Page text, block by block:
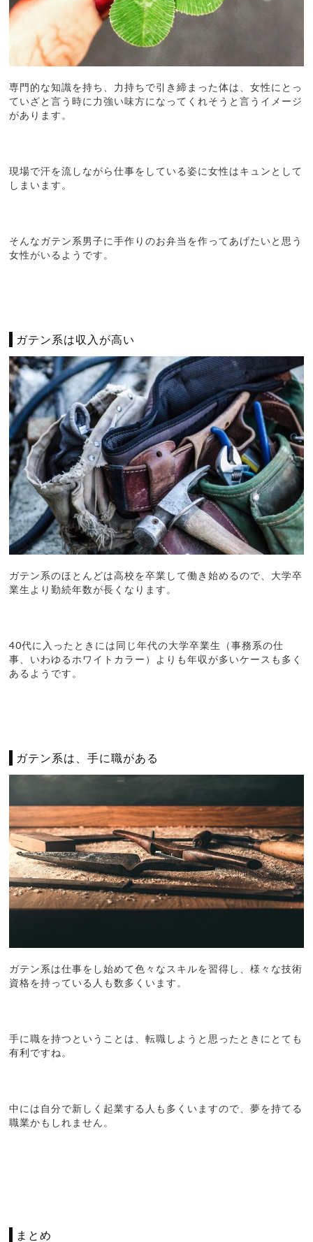
専門的な知識を持ち、力持ちで引き締まった体は、女性にとっ
ていざと言う時に力強い味方になってくれそうと言うイメージ
があります。
現場で汗を流しながら仕事をしている姿に女性はキュンとして
しまいます。
そんなガテン系男子に手作りのお弁当を作ってあげたいと思う
女性がいるようです。
ガテン系は収入が高い
ガテン系のほとんどは高校を卒業して働き始めるので、大学卒
業生より勤続年数が長くなります。
40代に入ったときには同じ年代の大学卒業生（事務系の仕
事、いわゆるホワイトカラー）よりも年収が多いケースも多く
あるようです。
ガテン系は、手に職がある
ガテン系は仕事をし始めて色々なスキルを習得し、様々な技術
資格を持っている人も数多くいます。
手に職を持つということは、転職しようと思ったときにとても
有利ですね。
中には自分で新しく起業する人も多くいますので、夢を持てる
職業かもしれません。
まとめ